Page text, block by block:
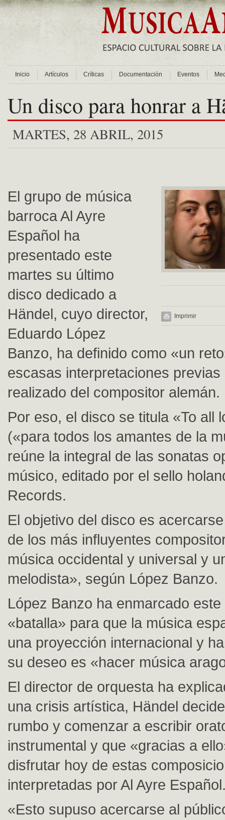
Inicio Artículos Críticas Documentación Eventos
Un disco para honrar a
MARTES, 28 ABRIL, 2015
Imprimir
El grupo de música
barroca Al Ayre
Español ha
presentado este
martes su último
disco dedicado a
Händel, cuyo director,
Eduardo López
Banzo, ha definido como «un
escasas interpretaciones previas
realizado del compositor alemán.
Por eso, el disco se titula «To all
(«para todos los amantes de la
reúne la integral de las sonatas
músico, editado por el sello
Records.
El objetivo del disco es
de los más influyentes
música occidental y universal y
melodista», según López Banzo.
López Banzo ha enmarcado
«batalla» para que la música
una proyección internacional y
su deseo es «hacer música
El director de orquesta ha
una crisis artística, Händel
rumbo y comenzar a escribir
instrumental y que «gracias a
disfrutar hoy de estas
interpretadas por Al Ayre
«Esto supuso acercarse al